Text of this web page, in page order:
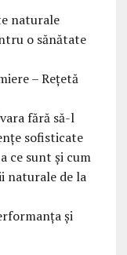
naturale
o sănătate
– Rețetă
fără să-l
sofisticate
ce sunt și cum
naturale de la
și